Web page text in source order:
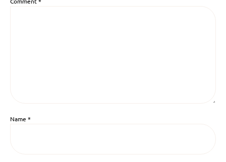
Name *